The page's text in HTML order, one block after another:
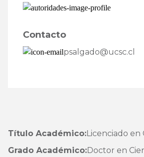
Contacto
psalgado@ucsc.cl
Título Académico:Licenciado en
Grado Académico:Doctor en